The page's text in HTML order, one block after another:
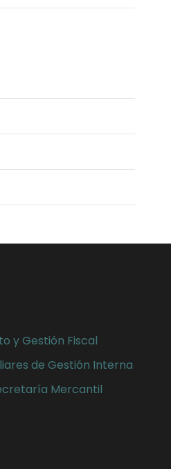
y Gestión Fiscal
de Gestión Interna
Mercantil